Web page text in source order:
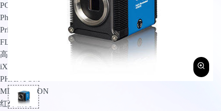
PCO
PhotoMetrics
Princeton Instruments
FLI
高速相机
iX Cameras
PHANTOM
MIKROTRON
红外相机